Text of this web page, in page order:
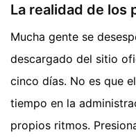
La realidad de los
Mucha gente se
descargado del sitio
cinco días. No es que
tiempo en la
propios ritmos.